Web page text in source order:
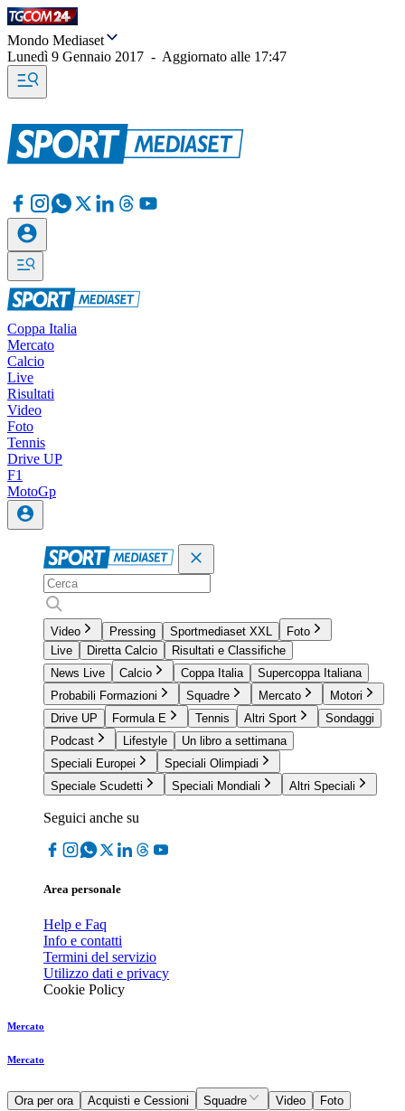
Mondo Mediaset
Lunedì 9 Gennaio 2017 - Aggiornato alle 17:47
Coppa Italia
Mercato
Calcio
Live
Risultati
Video
Foto
Tennis
Drive UP
F1
MotoGp
Video Pressing Sportmediaset XXL
Foto
Live
Diretta Calcio
Risultati e Classifiche
News Live
Calcio Coppa Italia
Supercoppa Italiana
Probabili Formazioni
Squadre Mercato
Motori
Drive UP
Formula E Tennis Altri Sport
Sondaggi
Podcast
Lifestyle
Un libro a settimana
Speciali Europei
Speciali Olimpiadi
Speciale Scudetti
Speciali Mondiali Altri Speciali
Seguici anche su
Area personale
Help e Faq
Info e contatti
Termini del servizio
Utilizzo dati e privacy
Cookie Policy
Mercato
Mercato
Ora per ora Acquisti e Cessioni Squadre Video Foto